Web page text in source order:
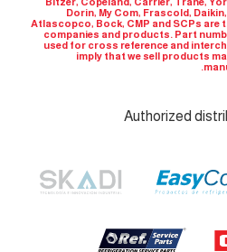
Dorin, My Com, Frascold,
Atlascopco, Bock, CMP and SCPs are
companies and products. Part
used for cross reference and
imply that we sell products
Authorized